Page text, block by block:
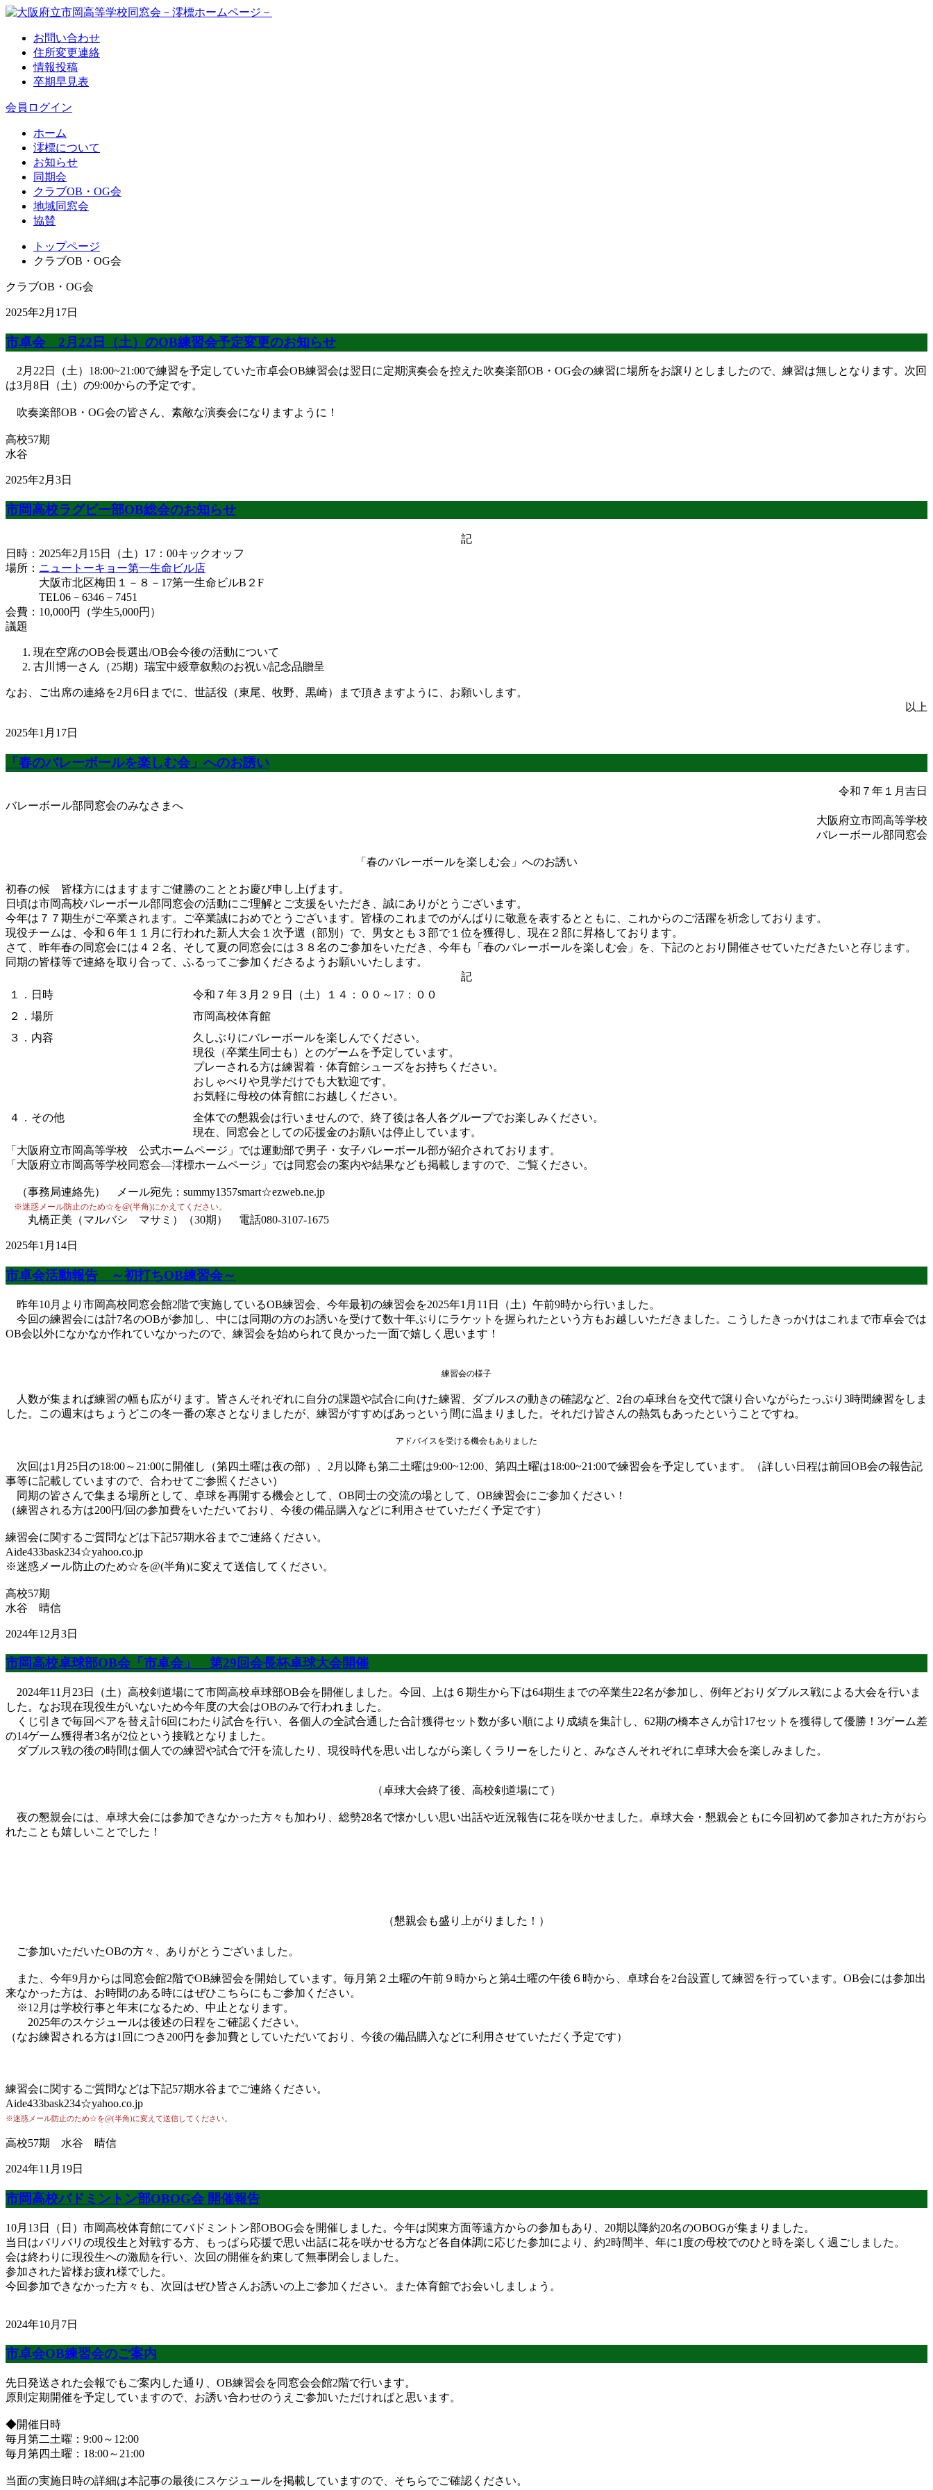
お問い合わせ
住所変更連絡
情報投稿
卒期早見表
会員ログイン
ホーム
澪標について
お知らせ
同期会
クラブOB・OG会
地域同窓会
協賛
トップページ
クラブOB・OG会
クラブOB・OG会
2025年2月17日
市卓会 2月22日（土）のOB練習会予定変更のお知らせ
2月22日（土）18:00~21:00で練習を予定していた市卓会OB練習会は翌日に定期演奏会を控えた吹奏楽部OB・OG会の練習に場所をお譲りとしましたので、練習は無しとなります。次回
は3月8日（土）の9:00からの予定です。
吹奏楽部OB・OG会の皆さん、素敵な演奏会になりますように！
高校57期
水谷
2025年2月3日
市岡高校ラグビー部OB総会のお知らせ
記
日時：2025年2月15日（土）17：00キックオッフ
場所： ニュートーキョー第一生命ビル店
大阪市北区梅田１－８－17第一生命ビルB２F
TEL06－6346－7451
会費：10,000円（学生5,000円）
議題
現在空席のOB会長選出/OB会今後の活動について
古川博一さん（25期）瑞宝中綬章叙勲のお祝い/記念品贈呈
なお、ご出席の連絡を2月6日までに、世話役（東尾、牧野、黒崎）まで頂きますように、お願いします。
以上
2025年1月17日
「春のバレーボールを楽しむ会」へのお誘い
令和７年１月吉日
バレーボール部同窓会のみなさまへ
大阪府立市岡高等学校
バレーボール部同窓会
「春のバレーボールを楽しむ会」へのお誘い
初春の候 皆様方にはますますご健勝のこととお慶び申し上げます。
日頃は市岡高校バレーボール部同窓会の活動にご理解とご支援をいただき、誠にありがとうございます。
今年は７７期生がご卒業されます。ご卒業誠におめでとうございます。皆様のこれまでのがんばりに敬意を表するとともに、これからのご活躍を祈念しております。
現役チームは、令和６年１１月に行われた新人大会１次予選（部別）で、男女とも３部で１位を獲得し、現在２部に昇格しております。
さて、昨年春の同窓会には４２名、そして夏の同窓会には３８名のご参加をいただき、今年も「春のバレーボールを楽しむ会」を、下記のとおり開催させていただきたいと存じます。
同期の皆様等で連絡を取り合って、ふるってご参加くださるようお願いいたします。
記
１．日時
令和７年３月２９日（土）１４：００～17：００
２．場所
市岡高校体育館
３．内容
久しぶりにバレーボールを楽しんでください。
現役（卒業生同士も）とのゲームを予定しています。
プレーされる方は練習着・体育館シューズをお持ちください。
おしゃべりや見学だけでも大歓迎です。
お気軽に母校の体育館にお越しください。
４．その他
全体での懇親会は行いませんので、終了後は各人各グループでお楽しみください。
現在、同窓会としての応援金のお願いは停止しています。
「大阪府立市岡高等学校 公式ホームページ」では運動部で男子・女子バレーボール部が紹介されております。
「大阪府立市岡高等学校同窓会―澪標ホームページ」では同窓会の案内や結果なども掲載しますので、ご覧ください。
（事務局連絡先） メール宛先：summy1357smart☆ezweb.ne.jp
※迷惑メール防止のため☆を@(半角)にかえてください。
丸橋正美（マルバシ マサミ）（30期） 電話080-3107-1675
2025年1月14日
市卓会活動報告 ～初打ちOB練習会～
昨年10月より市岡高校同窓会館2階で実施しているOB練習会、今年最初の練習会を2025年1月11日（土）午前9時から行いました。
今回の練習会には計7名のOBが参加し、中には同期の方のお誘いを受けて数十年ぶりにラケットを握られたという方もお越しいただきました。こうしたきっかけはこれまで市卓会では
OB会以外になかなか作れていなかったので、練習会を始められて良かった一面で嬉しく思います！
練習会の様子
人数が集まれば練習の幅も広がります。皆さんそれぞれに自分の課題や試合に向けた練習、ダブルスの動きの確認など、2台の卓球台を交代で譲り合いながらたっぷり3時間練習をしま
した。この週末はちょうどこの冬一番の寒さとなりましたが、練習がすすめばあっという間に温まりました。それだけ皆さんの熱気もあったということですね。
アドバイスを受ける機会もありました
次回は1月25日の18:00～21:00に開催し（第四土曜は夜の部）、2月以降も第二土曜は9:00~12:00、第四土曜は18:00~21:00で練習会を予定しています。（詳しい日程は前回OB会の報告記
事等に記載していますので、合わせてご参照ください）
同期の皆さんで集まる場所として、卓球を再開する機会として、OB同士の交流の場として、OB練習会にご参加ください！
（練習される方は200円/回の参加費をいただいており、今後の備品購入などに利用させていただく予定です）
練習会に関するご質問などは下記57期水谷までご連絡ください。
Aide433bask234☆yahoo.co.jp
※迷惑メール防止のため☆を@(半角)に変えて送信してください。
高校57期
水谷 晴信
2024年12月3日
市岡高校卓球部OB会「市卓会」 第29回会長杯卓球大会開催
2024年11月23日（土）高校剣道場にて市岡高校卓球部OB会を開催しました。今回、上は６期生から下は64期生までの卒業生22名が参加し、例年どおりダブルス戦による大会を行いま
した。なお現在現役生がいないため今年度の大会はOBのみで行われました。
くじ引きで毎回ペアを替え計6回にわたり試合を行い、各個人の全試合通した合計獲得セット数が多い順により成績を集計し、62期の橋本さんが計17セットを獲得して優勝！3ゲーム差
の14ゲーム獲得者3名が2位という接戦となりました。
ダブルス戦の後の時間は個人での練習や試合で汗を流したり、現役時代を思い出しながら楽しくラリーをしたりと、みなさんそれぞれに卓球大会を楽しみました。
（卓球大会終了後、高校剣道場にて）
夜の懇親会には、卓球大会には参加できなかった方々も加わり、総勢28名で懐かしい思い出話や近況報告に花を咲かせました。卓球大会・懇親会ともに今回初めて参加された方がおら
れたことも嬉しいことでした！
（懇親会も盛り上がりました！）
ご参加いただいたOBの方々、ありがとうございました。
また、今年9月からは同窓会館2階でOB練習会を開始しています。毎月第２土曜の午前９時からと第4土曜の午後６時から、卓球台を2台設置して練習を行っています。OB会には参加出
来なかった方は、お時間のある時にはぜひこちらにもご参加ください。
※12月は学校行事と年末になるため、中止となります。
2025年のスケジュールは後述の日程をご確認ください。
（なお練習される方は1回につき200円を参加費としていただいており、今後の備品購入などに利用させていただく予定です）
練習会に関するご質問などは下記57期水谷までご連絡ください。
Aide433bask234☆yahoo.co.jp
※迷惑メール防止のため☆を@(半角)に変えて送信してください。
高校57期 水谷 晴信
2024年11月19日
市岡高校バドミントン部OBOG会 開催報告
10月13日（日）市岡高校体育館にてバドミントン部OBOG会を開催しました。今年は関東方面等遠方からの参加もあり、20期以降約20名のOBOGが集まりました。
当日はバリバリの現役生と対戦する方、もっぱら応援で思い出話に花を咲かせる方など各自体調に応じた参加により、約2時間半、年に1度の母校でのひと時を楽しく過ごしました。
会は終わりに現役生への激励を行い、次回の開催を約束して無事閉会しました。
参加された皆様お疲れ様でした。
今回参加できなかった方々も、次回はぜひ皆さんお誘いの上ご参加ください。また体育館でお会いしましょう。
2024年10月7日
市卓会OB練習会のご案内
先日発送された会報でもご案内した通り、OB練習会を同窓会会館2階で行います。
原則定期開催を予定していますので、お誘い合わせのうえご参加いただければと思います。
◆開催日時
毎月第二土曜：9:00～12:00
毎月第四土曜：18:00～21:00
当面の実施日時の詳細は本記事の最後にスケジュールを掲載していますので、そちらでご確認ください。